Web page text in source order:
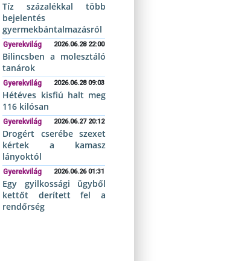
Tíz százalékkal több
bejelentés
gyermekbántalmazásról
Gyerekvilág 2026.06.28 22:00
Bilincsben a molesztáló
tanárok
Gyerekvilág 2026.06.28 09:03
Hétéves kisfiú halt meg
116 kilósan
Gyerekvilág 2026.06.27 20:12
Drogért cserébe szexet
kértek a kamasz
lányoktól
Gyerekvilág 2026.06.26 01:31
Egy gyilkossági ügyből
kettőt derített fel a
rendőrség